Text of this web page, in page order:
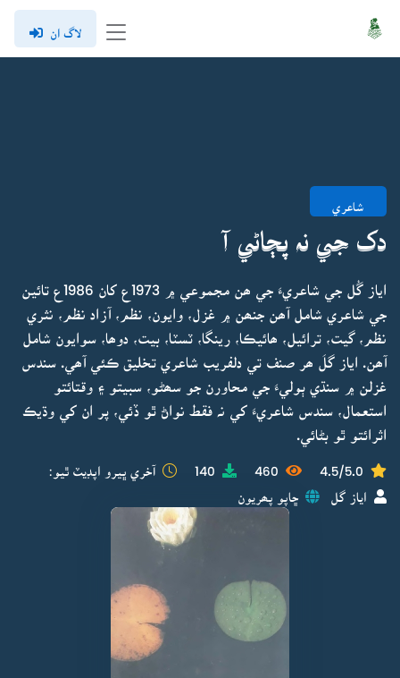
لاگ ان
شاعري
دک جي نہ پڄاڻي آ
اياز گُل جي شاعريءَ جي ھن مجموعي ۾ 1973ع کان 1986ع تائين
جي شاعري شامل آھن جنھن ۾ غزل، وايون، نظم، آزاد نظم، نثري
نظم، گيت، ترائيل، ھائيڪا، رينگا، ٽسٽا، بيت، دوھا، سوايون شامل
آھن. اياز گلَ ھر صنف تي دلفريب شاعري تخليق ڪئي آھي. سندس
غزلن ۾ سنڌي ٻوليءَ جي محاورن جو سھڻو، سبيتو ۽ وقتائتو
استعمال، سندس شاعريءَ کي نہ فقط نواڻ ٿو ڏئي، پر ان کي وڌيڪ
اثرائتو ٿو بڻائي.
4.5/5.0
460
140 آخري ڀيرو اپڊيٽ ٿيو:
اياز گل ڇاپو پھريون